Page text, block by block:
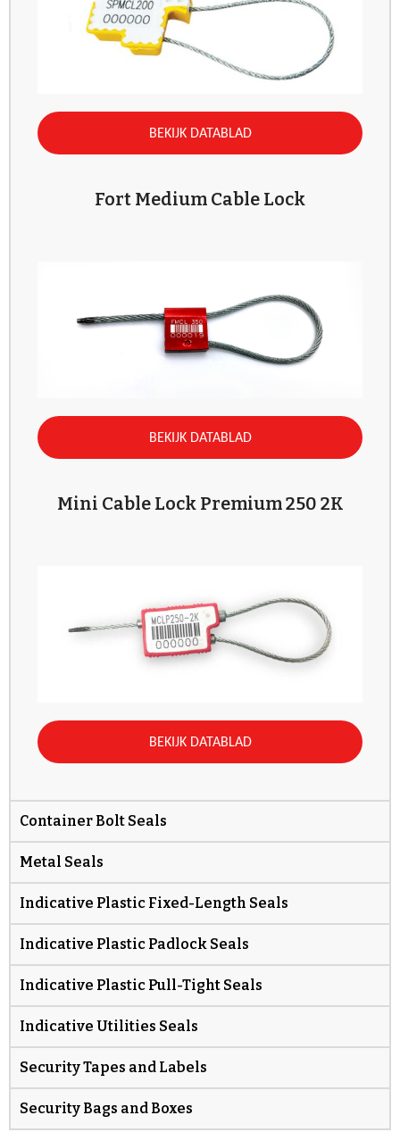
BEKIJK DATABLAD
Fort Medium Cable Lock
BEKIJK DATABLAD
Mini Cable Lock Premium 250 2K
BEKIJK DATABLAD
Container Bolt Seals
Metal Seals
Indicative Plastic Fixed-Length Seals
Indicative Plastic Padlock Seals
Indicative Plastic Pull-Tight Seals
Indicative Utilities Seals
Security Tapes and Labels
Security Bags and Boxes